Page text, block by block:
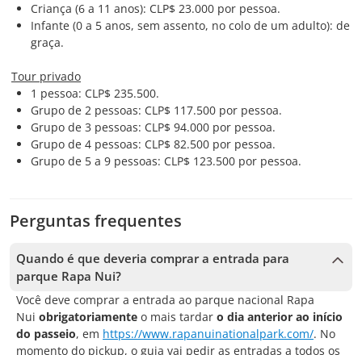
Criança (6 a 11 anos): CLP$ 23.000 por pessoa.
Infante (0 a 5 anos, sem assento, no colo de um adulto): de
graça.
Tour privado
1 pessoa: CLP$ 235.500.
Grupo de 2 pessoas: CLP$ 117.500 por pessoa.
Grupo de 3 pessoas: CLP$ 94.000 por pessoa.
Grupo de 4 pessoas: CLP$ 82.500 por pessoa.
Grupo de 5 a 9 pessoas: CLP$ 123.500 por pessoa.
Perguntas frequentes
Quando é que deveria comprar a entrada para
parque Rapa Nui?
Você deve comprar a entrada ao parque nacional Rapa
Nui obrigatoriamente o mais tardar o dia anterior ao início
do passeio, em https://www.rapanuinationalpark.com/. No
momento do pickup, o guia vai pedir as entradas a todos os